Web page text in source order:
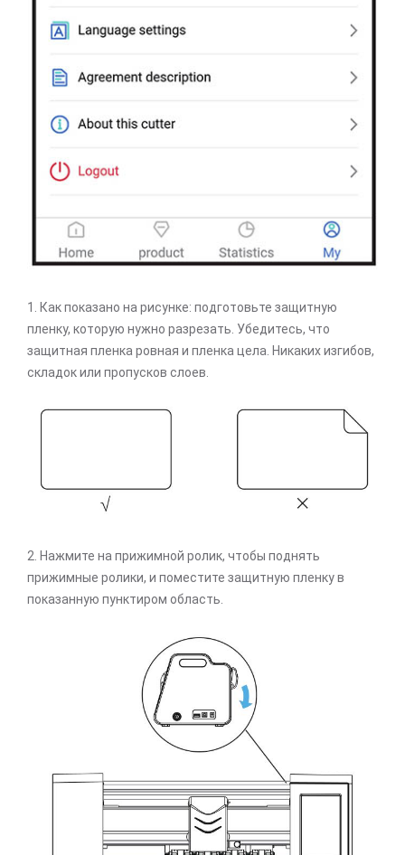
1. Как показано на рисунке: подготовьте защитную
пленку, которую нужно разрезать. Убедитесь, что
защитная пленка ровная и пленка цела. Никаких изгибов,
складок или пропусков слоев.
2. Нажмите на прижимной ролик, чтобы поднять
прижимные ролики, и поместите защитную пленку в
показанную пунктиром область.